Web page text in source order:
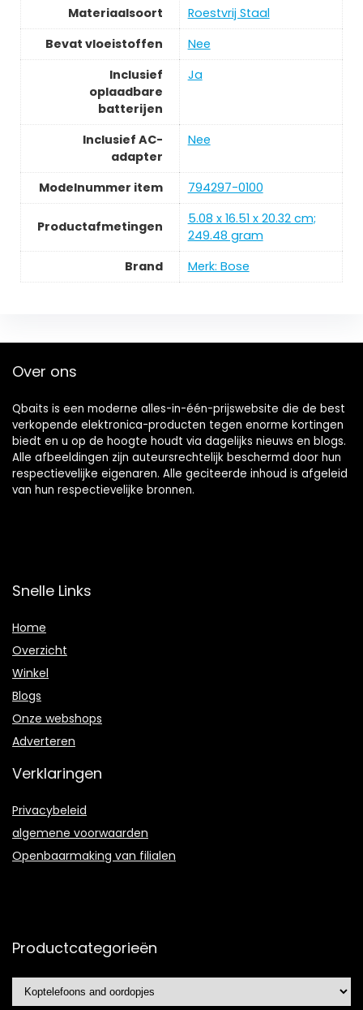
Materiaalsoort
Roestvrij Staal
Bevat vloeistoffen
Nee
Inclusief
oplaadbare
batterijen
Ja
Inclusief AC-
adapter
Nee
Modelnummer item 794297-0100
Productafmetingen
5.08 x 16.51 x 20.32 cm;
249.48 gram
Brand
Merk: Bose
Over ons
Qbaits is een moderne alles-in-één-prijswebsite die de best
verkopende elektronica-producten tegen enorme kortingen
biedt en u op de hoogte houdt via dagelijks nieuws en blogs.
Alle afbeeldingen zijn auteursrechtelijk beschermd door hun
respectievelijke eigenaren. Alle geciteerde inhoud is afgeleid
van hun respectievelijke bronnen.
Snelle Links
Home
Overzicht
Winkel
Blogs
Onze webshops
Adverteren
Verklaringen
Privacybeleid
algemene voorwaarden
Openbaarmaking van filialen
Productcategorieën